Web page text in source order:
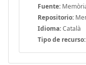
Fuente:
Repositorio:
Idioma:Català
Tipo de recurso: